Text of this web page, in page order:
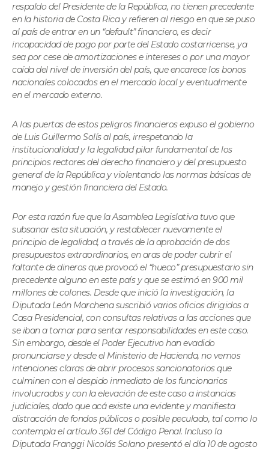
respaldo del Presidente de la República, no tienen precedente
en la historia de Costa Rica y refieren al riesgo en que se puso
al país de entrar en un “default” financiero, es decir
incapacidad de pago por parte del Estado costarricense, ya
sea por cese de amortizaciones e intereses o por una mayor
caída del nivel de inversión del país, que encarece los bonos
nacionales colocados en el mercado local y eventualmente
en el mercado externo.
A las puertas de estos peligros financieros expuso el gobierno
de Luis Guillermo Solís al país, irrespetando la
institucionalidad y la legalidad pilar fundamental de los
principios rectores del derecho financiero y del presupuesto
general de la República y violentando las normas básicas de
manejo y gestión financiera del Estado.
Por esta razón fue que la Asamblea Legislativa tuvo que
subsanar esta situación, y restablecer nuevamente el
principio de legalidad, a través de la aprobación de dos
presupuestos extraordinarios, en aras de poder cubrir el
faltante de dineros que provocó el “hueco” presupuestario sin
precedente alguno en este país y que se estimó en 900 mil
millones de colones. Desde que inició la investigación, la
Diputada León Marchena suscribió varios oficios dirigidos a
Casa Presidencial, con consultas relativas a las acciones que
se iban a tomar para sentar responsabilidades en este caso.
Sin embargo, desde el Poder Ejecutivo han evadido
pronunciarse y desde el Ministerio de Hacienda, no vemos
intenciones claras de abrir procesos sancionatorios que
culminen con el despido inmediato de los funcionarios
involucrados y con la elevación de este caso a instancias
judiciales, dado que acá existe una evidente y manifiesta
distracción de fondos públicos o posible peculado, tal como lo
contempla el artículo 361 del Código Penal. Incluso la
Diputada Franggi Nicolás Solano presentó el día 10 de agosto